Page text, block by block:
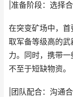
|准备阶段：选择
在突变矿场中，
取军备等级高的
力。同时，携带
不至于短缺物资。
|团队配合：沟通